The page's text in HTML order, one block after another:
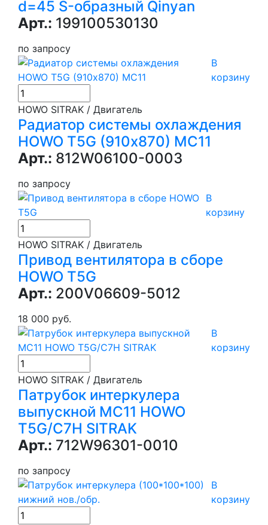
d=45 S-образный Qinyan
Арт.: 199100530130
по запросу
В
корзину
HOWO SITRAK / Двигатель
Радиатор системы охлаждения
HOWO T5G (910х870) MC11
Арт.: 812W06100-0003
по запросу
В
корзину
HOWO SITRAK / Двигатель
Привод вентилятора в сборе
HOWO T5G
Арт.: 200V06609-5012
18 000 руб.
В
корзину
HOWO SITRAK / Двигатель
Патрубок интеркулера
выпускной MC11 HOWO
T5G/C7H SITRAK
Арт.: 712W96301-0010
по запросу
В
корзину